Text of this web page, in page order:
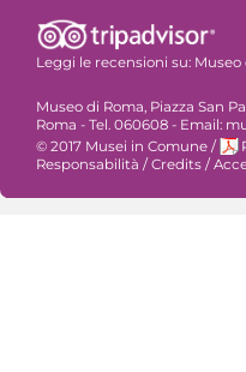
Leggi le recensioni su: Museo
Museo di Roma, Piazza San
Roma - Tel. 060608 - Email:
© 2017 Musei in Comune /
Responsabilità /Credits /